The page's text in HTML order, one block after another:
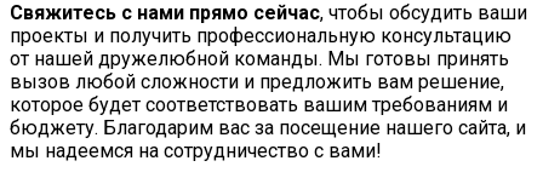
Свяжитесь с нами прямо сейчас, чтобы обсудить ваши
проекты и получить профессиональную консультацию
от нашей дружелюбной команды. Мы готовы принять
вызов любой сложности и предложить вам решение,
которое будет соответствовать вашим требованиям и
бюджету. Благодарим вас за посещение нашего сайта, и
мы надеемся на сотрудничество с вами!